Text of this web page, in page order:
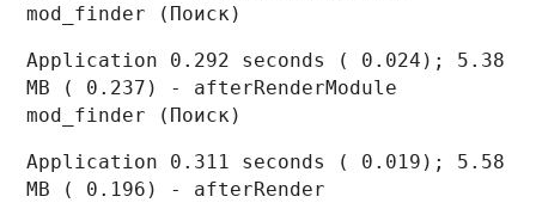
mod_finder (Поиск)
Application 0.292 seconds ( 0.024); 5.38
MB ( 0.237) - afterRenderModule
mod_finder (Поиск)
Application 0.311 seconds ( 0.019); 5.58
MB ( 0.196) - afterRender